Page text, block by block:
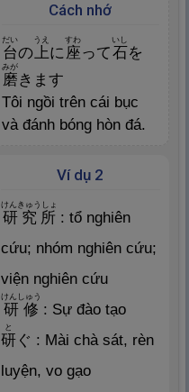
Cách nhớ
台
だい
の上
うえ
に座
すわ
って石
いし
を
磨
みが
きます
Tôi ngồi trên cái bục
và đánh bóng hòn đá.
Ví dụ 2
研 究 所
Nghĩa: Nơi, chốn
けんきゅうしょ
: tổ nghiên
cứu; nhóm nghiên cứu;
viện nghiên cứu
研 修
けんしゅう
: Sự đào tạo
研
と
ぐ : Mài chà sát, rèn
luyện, vo gạo